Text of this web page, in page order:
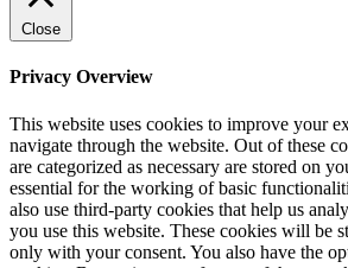
Close
Privacy Overview
This website uses cookies to improve your
navigate through the website. Out of these
are categorized as necessary are stored on
essential for the working of basic
also use third-party cookies that help us
you use this website. These cookies will be
only with your consent. You also have the